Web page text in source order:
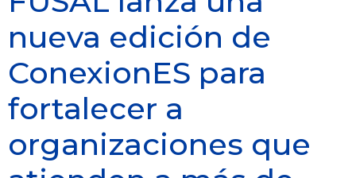
nueva edición de
ConexionES para
fortalecer a
organizaciones que